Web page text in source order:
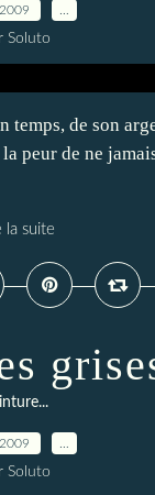
Soluto
temps, de son
peur de ne
la suite
Soluto